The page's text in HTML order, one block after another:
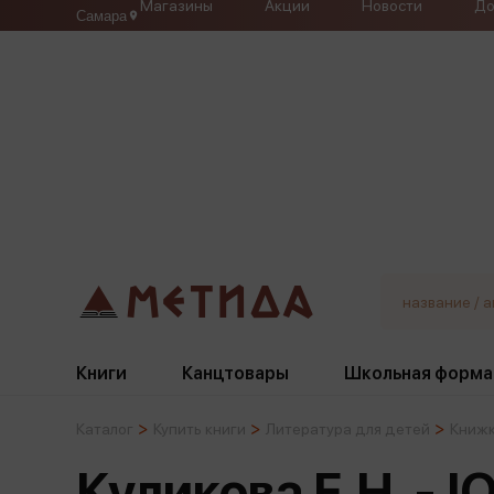
Самара
Магазины Акции Новости
Книги Канцтовары Школьная форма